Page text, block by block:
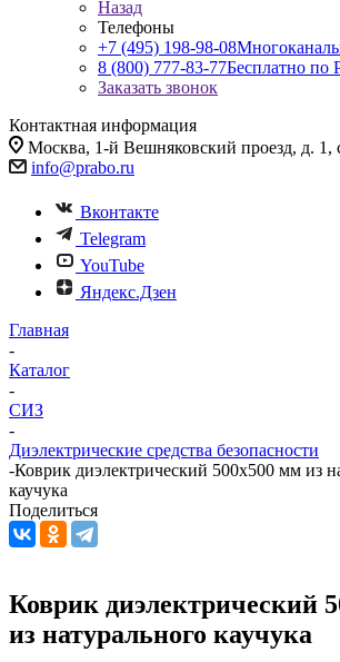
Назад
Телефоны
+7 (495) 198-98-08
8 (800) 777-83-77Бесплатно по
Заказать звонок
Контактная информация
Москва, 1-й Вешняковский проезд, д. 1,
info@prabo.ru
Вконтакте
Telegram
YouTube
Яндекс.Дзен
Главная
-
Каталог
-
СИЗ
-
Диэлектрические средства безопасности
-Коврик диэлектрический 500х500 мм из
каучука
Поделиться
Коврик диэлектрический
из натурального каучука